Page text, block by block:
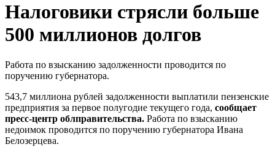
Налоговики стрясли больше
500 миллионов долгов
Работа по взысканию задолженности проводится по
поручению губернатора.
543,7 миллиона рублей задолженности выплатили пензенские
предприятия за первое полугодие текущего года, сообщает
пресс-центр облправительства. Работа по взысканию
недоимок проводится по поручению губернатора Ивана
Белозерцева.